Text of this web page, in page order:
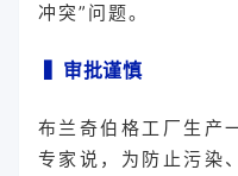
冲突”问题。
审批谨慎
布兰奇伯格工厂生产
专家说，为防止污染